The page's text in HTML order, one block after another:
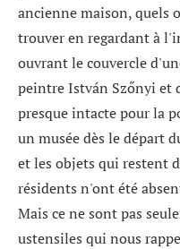
ancienne maison, quels
trouver en regardant à
ouvrant le couvercle
peintre István Szőnyi et
presque intacte pour la
un musée dès le départ
et les objets qui restent
résidents n'ont été
Mais ce ne sont pas
ustensiles qui nous